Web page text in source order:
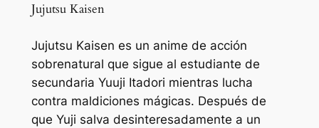
Jujutsu Kaisen
Jujutsu Kaisen es un anime de acción
sobrenatural que sigue al estudiante de
secundaria Yuuji Itadori mientras lucha
contra maldiciones mágicas. Después de
que Yuji salva desinteresadamente a un